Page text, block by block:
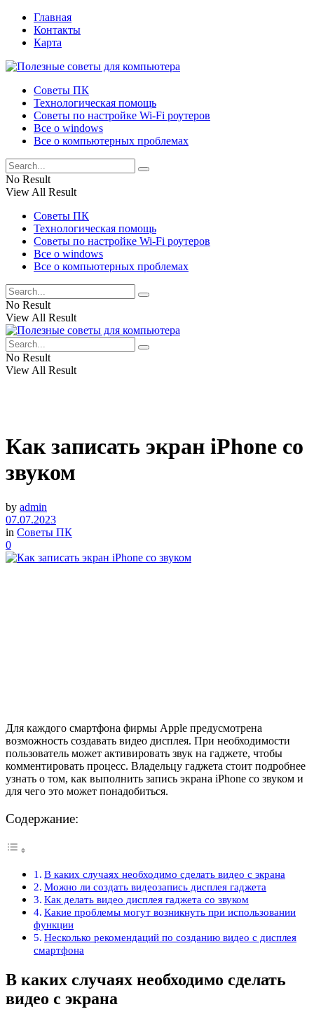
Главная
Контакты
Карта
Советы ПК
Технологическая помощь
Советы по настройке Wi-Fi роутеров
Все о windows
Все о компьютерных проблемах
No Result
View All Result
Советы ПК
Технологическая помощь
Советы по настройке Wi-Fi роутеров
Все о windows
Все о компьютерных проблемах
No Result
View All Result
No Result
View All Result
Как записать экран iPhone со
звуком
by admin
07.07.2023
in Советы ПК
0
Для каждого смартфона фирмы Apple предусмотрена
возможность создавать видео дисплея. При необходимости
пользователь может активировать звук на гаджете, чтобы
комментировать процесс. Владельцу гаджета стоит подробнее
узнать о том, как выполнить запись экрана iPhone со звуком и
для чего это может понадобиться.
Содержание:
В каких случаях необходимо сделать видео с экрана
Можно ли создать видеозапись дисплея гаджета
Как делать видео дисплея гаджета со звуком
Какие проблемы могут возникнуть при использовании
функции
Несколько рекомендаций по созданию видео с дисплея
смартфона
В каких случаях необходимо сделать
видео с экрана